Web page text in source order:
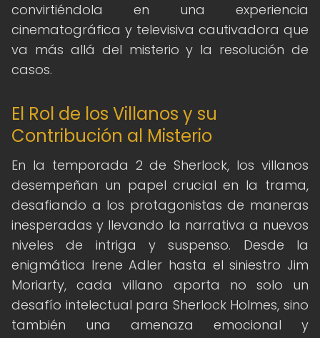
convirtiéndola en una experiencia
cinematográfica y televisiva cautivadora que
va más allá del misterio y la resolución de
casos.
El Rol de los Villanos y su
Contribución al Misterio
En la temporada 2 de Sherlock, los villanos
desempeñan un papel crucial en la trama,
desafiando a los protagonistas de maneras
inesperadas y llevando la narrativa a nuevos
niveles de intriga y suspenso. Desde la
enigmática Irene Adler hasta el siniestro Jim
Moriarty, cada villano aporta no solo un
desafío intelectual para Sherlock Holmes, sino
también una amenaza emocional y